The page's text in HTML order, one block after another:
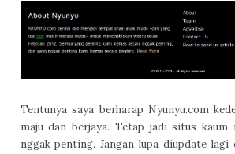
Tentunya saya berharap Nyunyu.com
maju dan berjaya. Tetap jadi situs kaum
nggak penting. Jangan lupa diupdate lagi